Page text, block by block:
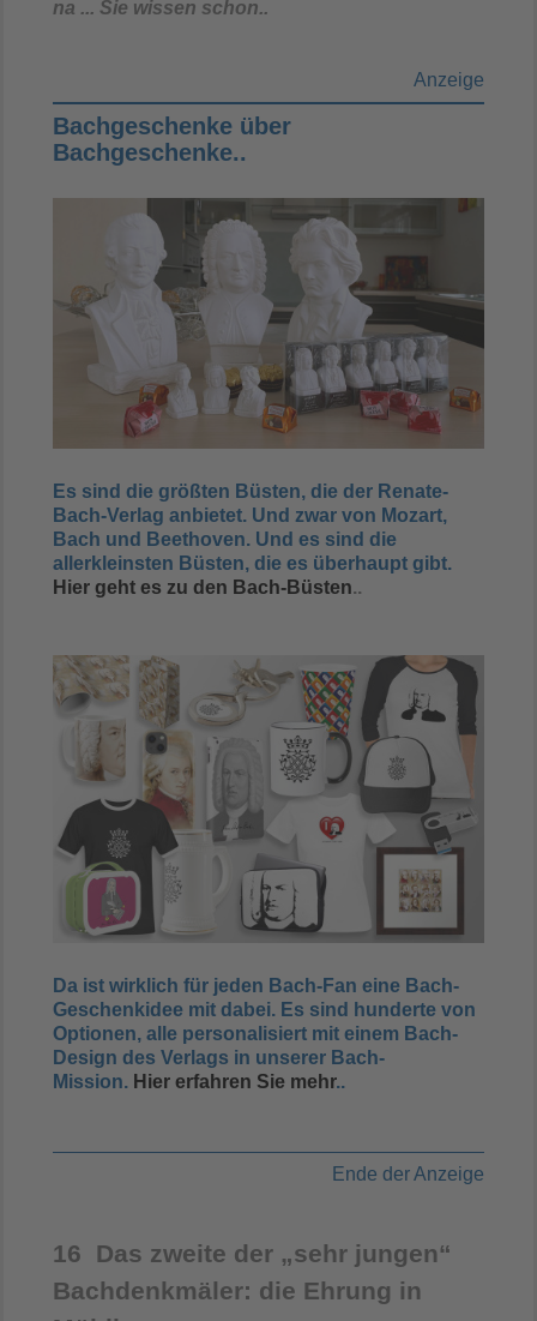
na ... Sie wissen schon..
Anzeige
Bachgeschenke über
Bachgeschenke..
Es sind die größten Büsten, die der Renate-
Bach-Verlag anbietet. Und zwar von Mozart,
Bach und Beethoven. Und es sind die
allerkleinsten Büsten, die es überhaupt gibt.
Hier geht es zu den Bach-Büsten..
Da ist wirklich für jeden Bach-Fan eine Bach-
Geschenkidee mit dabei. Es sind hunderte von
Optionen, alle personalisiert mit einem Bach-
Design des Verlags in unserer Bach-
Mission. Hier erfahren Sie mehr..
Ende der Anzeige
16 Das zweite der „sehr jungen“
Bachdenkmäler: die Ehrung in